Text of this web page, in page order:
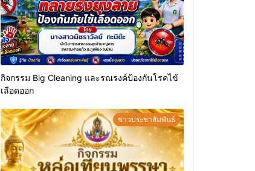
กิจกรรม Big Cleaning และรณรงค์ป้องกันโรคไข้
เลือดออก
ข่าวประชาสัมพันธ์